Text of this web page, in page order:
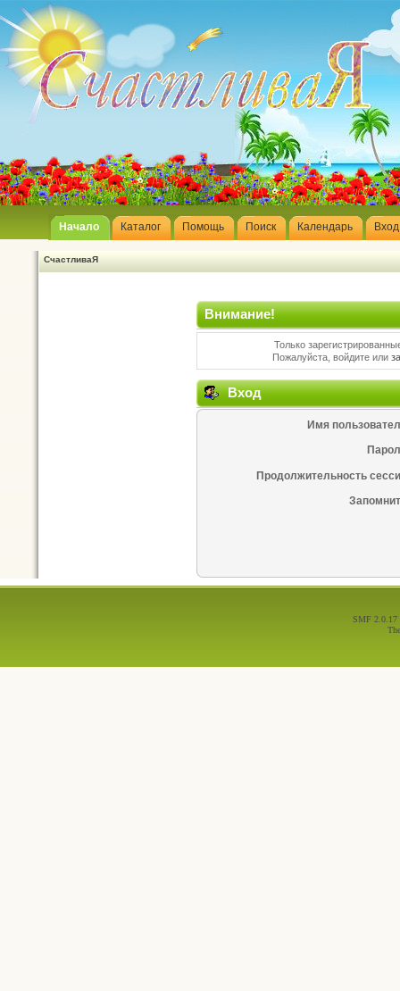
Начало Каталог Помощь Поиск Календарь Вход
СчастливаЯ
Внимание!
Только
Пожалуйста, войдите или
Вход
Имя
Продолжительность
SMF 2.0.17